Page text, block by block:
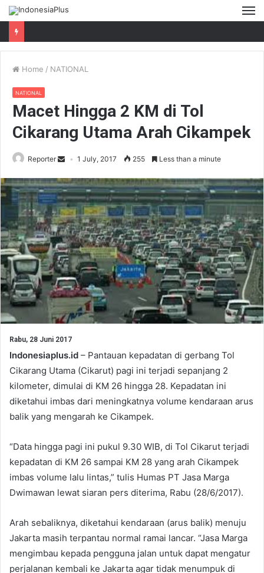
Home / NATIONAL
NATIONAL
Macet Hingga 2 KM di Tol
Cikarang Utama Arah Cikampek
Reporter 1 July, 2017 255 Less than a minute
Rabu, 28 Juni 2017
Indonesiaplus.id – Pantauan kepadatan di gerbang Tol
Cikarang Utama (Cikarut) pagi ini terjadi sepanjang 2
kilometer, dimulai di KM 26 hingga 28. Kepadatan ini
diketahui imbas dari meningkatnya volume kendaraan arus
balik yang mengarah ke Cikampek.
“Data hingga pagi ini pukul 9.30 WIB, di Tol Cikarut terjadi
kepadatan di KM 26 sampai KM 28 yang arah Cikampek
imbas volume lalu lintas,” tulis Humas PT Jasa Marga
Dwimawan lewat siaran pers diterima, Rabu (28/6/2017).
Arah sebaliknya, diketahui kendaraan (arus balik) menuju
Jakarta masih terpantau normal ramai lancar. “Jasa Marga
mengimbau kepada pengguna jalan untuk dapat mengatur
perjalanan kembali ke Jakarta agar tidak menumpuk di